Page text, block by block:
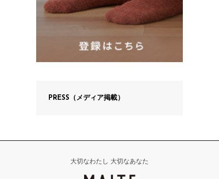
PRESS（メディア掲載）
大切なわたし 大切なあなた